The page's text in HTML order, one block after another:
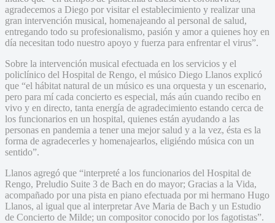
agradecemos a Diego por visitar el establecimiento y realizar una
gran intervención musical, homenajeando al personal de salud,
entregando todo su profesionalismo, pasión y amor a quienes hoy en
día necesitan todo nuestro apoyo y fuerza para enfrentar el virus”.
Sobre la intervención musical efectuada en los servicios y el
policlínico del Hospital de Rengo, el músico Diego Llanos explicó
que “el hábitat natural de un músico es una orquesta y un escenario,
pero para mí cada concierto es especial, más aún cuando recibo en
vivo y en directo, tanta energía de agradecimiento estando cerca de
los funcionarios en un hospital, quienes están ayudando a las
personas en pandemia a tener una mejor salud y a la vez, ésta es la
forma de agradecerles y homenajearlos, eligiéndo música con un
sentido”.
Llanos agregó que “interpreté a los funcionarios del Hospital de
Rengo, Preludio Suite 3 de Bach en do mayor; Gracias a la Vida,
acompañado por una pista en piano efectuada por mi hermano Hugo
Llanos, al igual que al interpretar Ave Maria de Bach y un Estudio
de Concierto de Milde; un compositor conocido por los fagotistas”.